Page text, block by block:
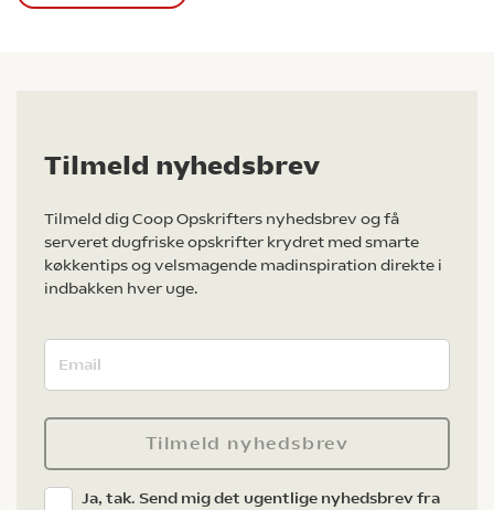
Tilmeld nyhedsbrev
Tilmeld dig Coop Opskrifters nyhedsbrev og få
serveret dugfriske opskrifter krydret med smarte
køkkentips og velsmagende madinspiration direkte i
indbakken hver uge.
Tilmeld nyhedsbrev
Ja, tak. Send mig det ugentlige nyhedsbrev fra